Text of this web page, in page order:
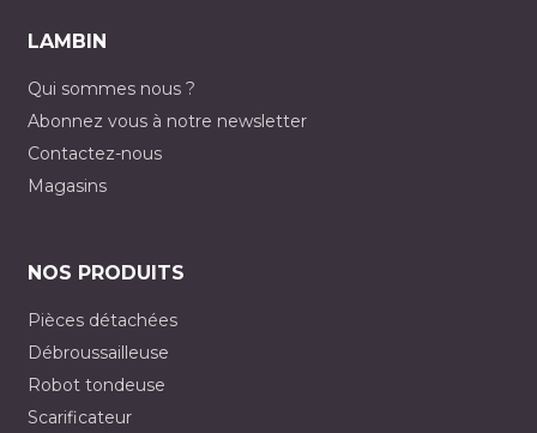
LAMBIN
Qui sommes nous ?
Abonnez vous à notre newsletter
Contactez-nous
Magasins
NOS PRODUITS
Pièces détachées
Débroussailleuse
Robot tondeuse
Scarificateur